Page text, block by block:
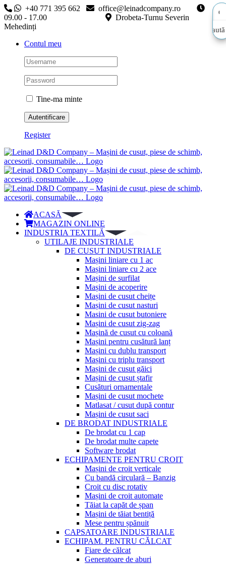
Skip
to
content
+40 771 395 662
office@leinadcompany.ro
09.00 - 17.00
Drobeta-Turnu Severin
Mehedinți
Contul meu
Tine-ma minte
Register
ACASĂ
MAGAZIN ONLINE
INDUSTRIA TEXTILĂ
UTILAJE INDUSTRIALE
DE CUSUT INDUSTRIALE
Mașini liniare cu 1 ac
Mașini liniare cu 2 ace
Mașini de surfilat
Mașini de acoperire
Mașini de cusut cheițe
Mașini de cusut nasturi
Masini de cusut butoniere
Mașini de cusut zig-zag
Mașină de cusut cu coloană
Mașini pentru cusătură lanț
Mașini cu dublu transport
Mașini cu triplu transport
Mașini de cusut găici
Mașini de cusut ștafir
Cusături ornamentale
Mașini de cusut mochete
Matlasat / cusut după contur
Mașini de cusut saci
DE BRODAT INDUSTRIALE
De brodat cu 1 cap
De brodat multe capete
Software brodat
ECHIPAMENTE PENTRU CROIT
Mașini de croit verticale
Cu bandă circulară – Banzig
Croit cu disc rotativ
Mașini de croit automate
Tăiat la capăt de șpan
Mașini de tăiat bentiță
Mese pentru șpănuit
CAPSATOARE INDUSTRIALE
ECHIPAM. PENTRU CĂLCAT
Fiare de călcat
Generatoare de aburi
Caută
Caută